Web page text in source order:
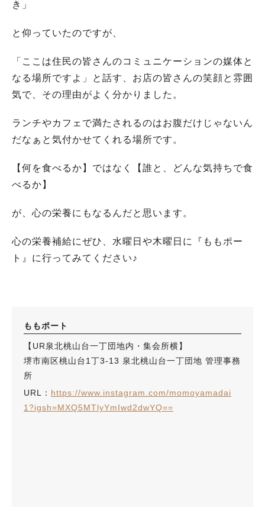
き」
と仰っていたのですが、
「ここは住民の皆さんのコミュニケーションの媒体と
なる場所ですよ」と話す、お店の皆さんの笑顔と雰囲
気で、その理由がよく分かりました。
ランチやカフェで満たされるのはお腹だけじゃないん
だなぁと気付かせてくれる場所です。
【何を食べるか】ではなく【誰と、どんな気持ちで食
べるか】
が、心の栄養にもなるんだと思います。
心の栄養補給にぜひ、水曜日や木曜日に『ももポー
ト』に行ってみてください♪
ももポート
【UR泉北桃山台一丁団地内・集会所横】
堺市南区桃山台1丁3-13 泉北桃山台一丁団地 管理事務
所
URL： https://www.instagram.com/momoyamadai
1?igsh=MXQ5MTlyYmIwd2dwYQ==